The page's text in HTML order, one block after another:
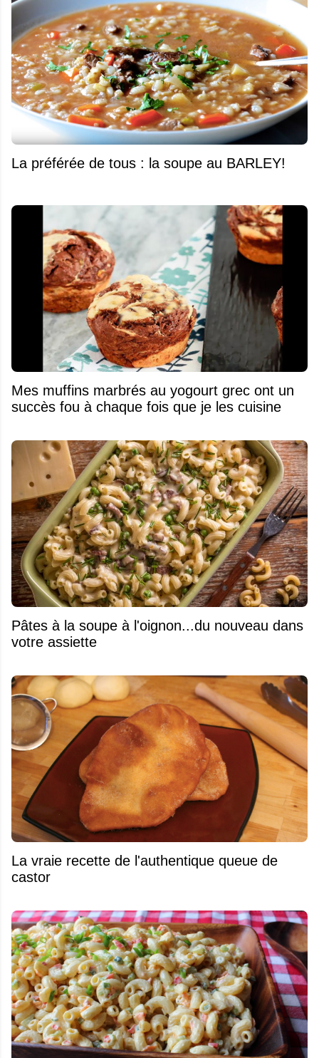
La préférée de tous : la soupe au BARLEY!
Mes muffins marbrés au yogourt grec ont un
succès fou à chaque fois que je les cuisine
Pâtes à la soupe à l'oignon...du nouveau dans
votre assiette
La vraie recette de l'authentique queue de
castor